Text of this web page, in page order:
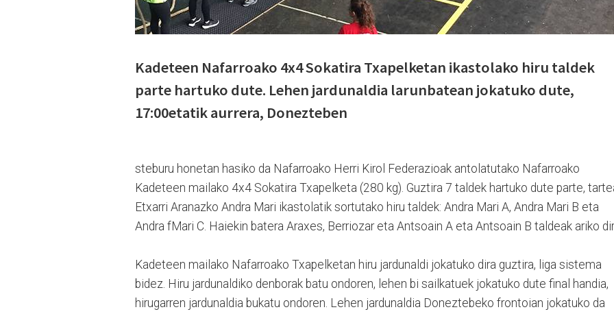
Kadeteen Nafarroako 4x4 Sokatira Txapelketan ikastolako hiru taldek
parte hartuko dute. Lehen jardunaldia larunbatean jokatuko dute,
17:00etatik aurrera, Donezteben
steburu honetan hasiko da Nafarroako Herri Kirol Federazioak antolatutako Nafarroako
Kadeteen mailako 4x4 Sokatira Txapelketa (280 kg). Guztira 7 taldek hartuko dute parte,
Etxarri Aranazko Andra Mari ikastolatik sortutako hiru taldek: Andra Mari A, Andra Mari B eta
Andra fMari C. Haiekin batera Araxes, Berriozar eta Antsoain A eta Antsoain B taldeak ariko
Kadeteen mailako Nafarroako Txapelketan hiru jardunaldi jokatuko dira guztira, liga sistema
bidez. Hiru jardunaldiko denborak batu ondoren, lehen bi sailkatuek jokatuko dute final handia,
hirugarren jardunaldia bukatu ondoren. Lehen jardunaldia Doneztebeko frontoian jokatuko da